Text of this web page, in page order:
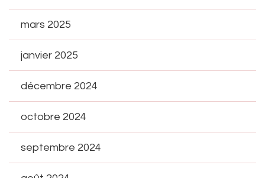
mars 2025
janvier 2025
décembre 2024
octobre 2024
septembre 2024